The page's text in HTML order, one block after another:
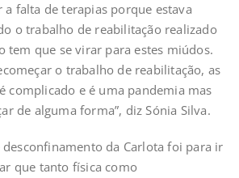
a falta de terapias porque estava
o trabalho de reabilitação realizado
tem que se virar para estes miúdos.
o trabalho de reabilitação, as
complicado e é uma pandemia mas
de alguma forma”, diz Sónia Silva.
da Carlota foi para ir
que tanto física como